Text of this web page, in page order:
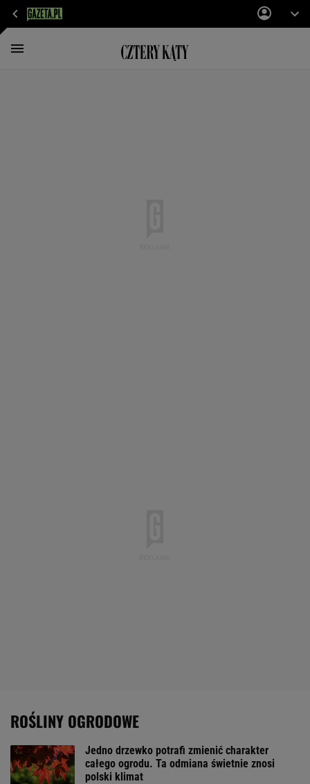
ROŚLINY OGRODOWE
Jedno drzewko potrafi zmienić charakter
całego ogrodu. Ta odmiana świetnie znosi
polski klimat